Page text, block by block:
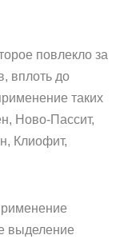
повлекло за
вплоть до
таких
Ново-Пассит,
Клиофит,
выделение